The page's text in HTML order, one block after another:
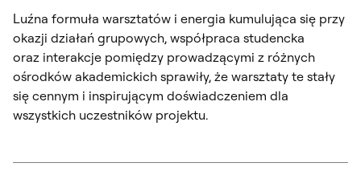
Luźna formuła warsztatów i energia kumulująca się przy
okazji działań grupowych, współpraca studencka
oraz interakcje pomiędzy prowadzącymi z różnych
ośrodków akademickich sprawiły, że warsztaty te stały
się cennym i inspirującym doświadczeniem dla
wszystkich uczestników projektu.